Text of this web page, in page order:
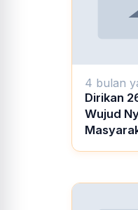
4 bulan
Dirikan
Wujud